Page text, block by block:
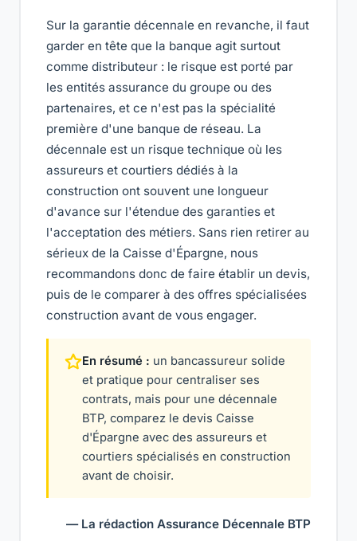
Sur la garantie décennale en revanche, il faut
garder en tête que la banque agit surtout
comme distributeur : le risque est porté par
les entités assurance du groupe ou des
partenaires, et ce n'est pas la spécialité
première d'une banque de réseau. La
décennale est un risque technique où les
assureurs et courtiers dédiés à la
construction ont souvent une longueur
d'avance sur l'étendue des garanties et
l'acceptation des métiers. Sans rien retirer au
sérieux de la Caisse d'Épargne, nous
recommandons donc de faire établir un devis,
puis de le comparer à des offres spécialisées
construction avant de vous engager.
En résumé : un bancassureur solide
et pratique pour centraliser ses
contrats, mais pour une décennale
BTP, comparez le devis Caisse
d'Épargne avec des assureurs et
courtiers spécialisés en construction
avant de choisir.
— La rédaction Assurance Décennale BTP